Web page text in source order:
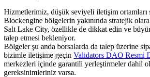
Hizmetlerimiz, düşük seviyeli iletişim ortamları
Blockengine bölgelerin yakınında stratejik
Salt Lake City, özellikle de dikkat edin ve
talep etmesi bekleniyor.
Bölgeler şu anda borsalarda da talep üzerine
bizimle iletişime geçin Validators DAO Resmi
merkezleri içinde garantili yerleştirmeler dahil
gereksinimleriniz varsa.